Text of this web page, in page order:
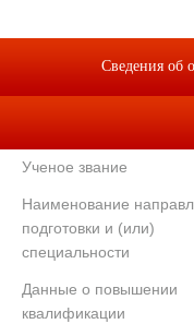
Уровень образования
Ученое звание
Наименование
подготовки и (или)
специальности
Данные о повышении
квалификации
Сведения об